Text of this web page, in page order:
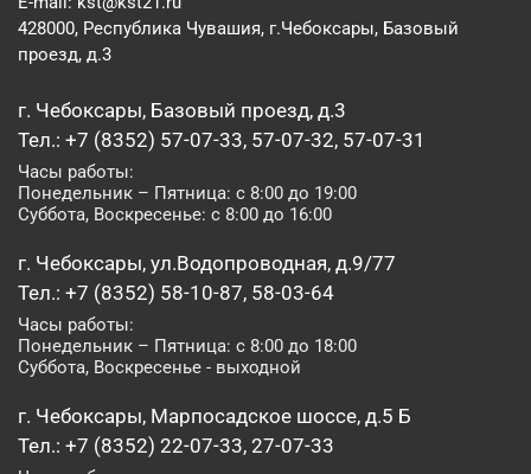
428000, Республика Чувашия, г.Чебоксары, Базовый
проезд, д.3
г. Чебоксары, Базовый проезд, д.3
Тел.: +7 (8352) 57-07-33, 57-07-32, 57-07-31
Часы работы:
Понедельник – Пятница: с 8:00 до 19:00
Суббота, Воскресенье: с 8:00 до 16:00
г. Чебоксары, ул.Водопроводная, д.9/77
Тел.: +7 (8352) 58-10-87, 58-03-64
Часы работы:
Понедельник – Пятница: с 8:00 до 18:00
Суббота, Воскресенье - выходной
г. Чебоксары, Марпосадское шоссе, д.5 Б
Тел.: +7 (8352) 22-07-33, 27-07-33